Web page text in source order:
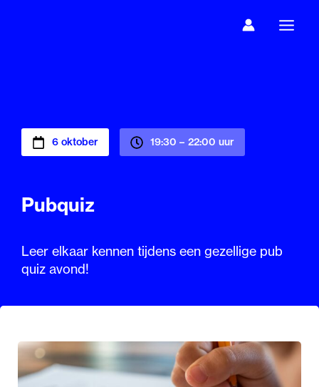
6 oktober 19:30 – 22:00 uur
Pubquiz
Leer elkaar kennen tijdens een gezellige pub
quiz avond!